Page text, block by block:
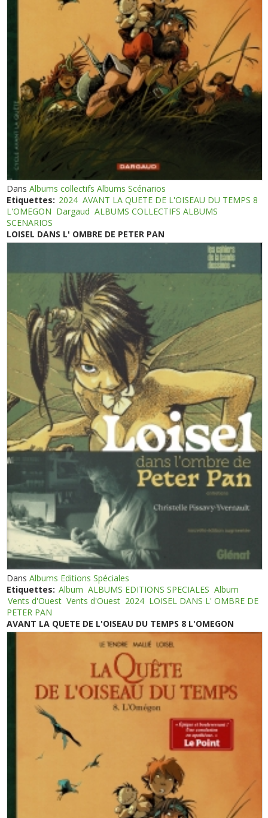
DansAlbums collectifs Albums Scénarios
Etiquettes: 2024 AVANT LA QUETE DE L'OISEAU DU TEMPS 8
L'OMEGON Dargaud ALBUMS COLLECTIFS ALBUMS
SCENARIOS
LOISEL DANS L' OMBRE DE PETER PAN
DansAlbums Editions Spéciales
Etiquettes: Album ALBUMS EDITIONS SPECIALES Album
Vents d'Ouest Vents d'Ouest 2024 LOISEL DANS L' OMBRE DE
PETER PAN
AVANT LA QUETE DE L'OISEAU DU TEMPS 8 L'OMEGON